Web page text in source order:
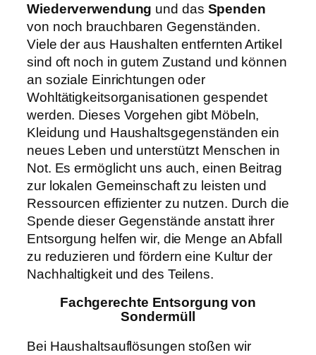
Wiederverwendung und das Spenden
von noch brauchbaren Gegenständen.
Viele der aus Haushalten entfernten Artikel
sind oft noch in gutem Zustand und können
an soziale Einrichtungen oder
Wohltätigkeitsorganisationen gespendet
werden. Dieses Vorgehen gibt Möbeln,
Kleidung und Haushaltsgegenständen ein
neues Leben und unterstützt Menschen in
Not. Es ermöglicht uns auch, einen Beitrag
zur lokalen Gemeinschaft zu leisten und
Ressourcen effizienter zu nutzen. Durch die
Spende dieser Gegenstände anstatt ihrer
Entsorgung helfen wir, die Menge an Abfall
zu reduzieren und fördern eine Kultur der
Nachhaltigkeit und des Teilens.
Fachgerechte Entsorgung von
Sondermüll
Bei Haushaltsauflösungen stoßen wir